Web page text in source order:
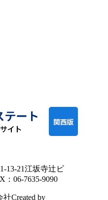
13-21江坂寺辻ビ
：06-7635-9090
社Created by